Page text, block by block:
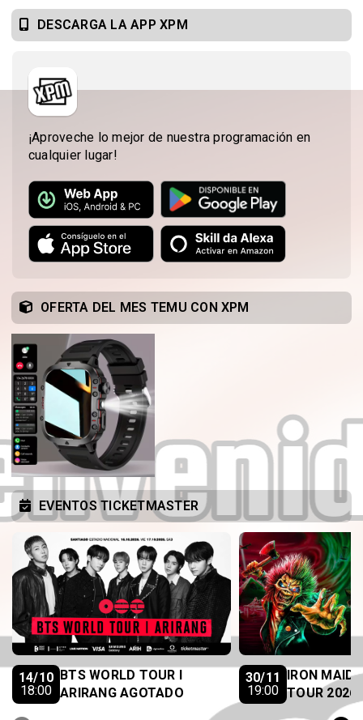
DESCARGA LA APP XPM
¡Aproveche lo mejor de nuestra programación en
cualquier lugar!
OFERTA DEL MES TEMU CON XPM
EVENTOS TICKETMASTER
14/10
18:00
BTS WORLD TOUR I
ARIRANG AGOTADO
30/11
19:00
IRON
TOUR 2026